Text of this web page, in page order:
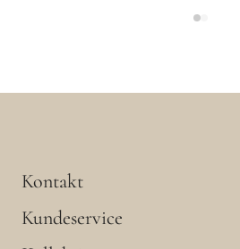
Kontakt
Kundeservice